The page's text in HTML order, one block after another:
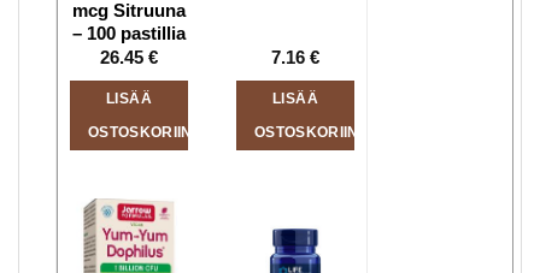
mcg Sitruuna
– 100 pastillia
26.45 €
LISÄÄ
OSTOSKORIIN
7.16 €
LISÄÄ
OSTOSKORIIN